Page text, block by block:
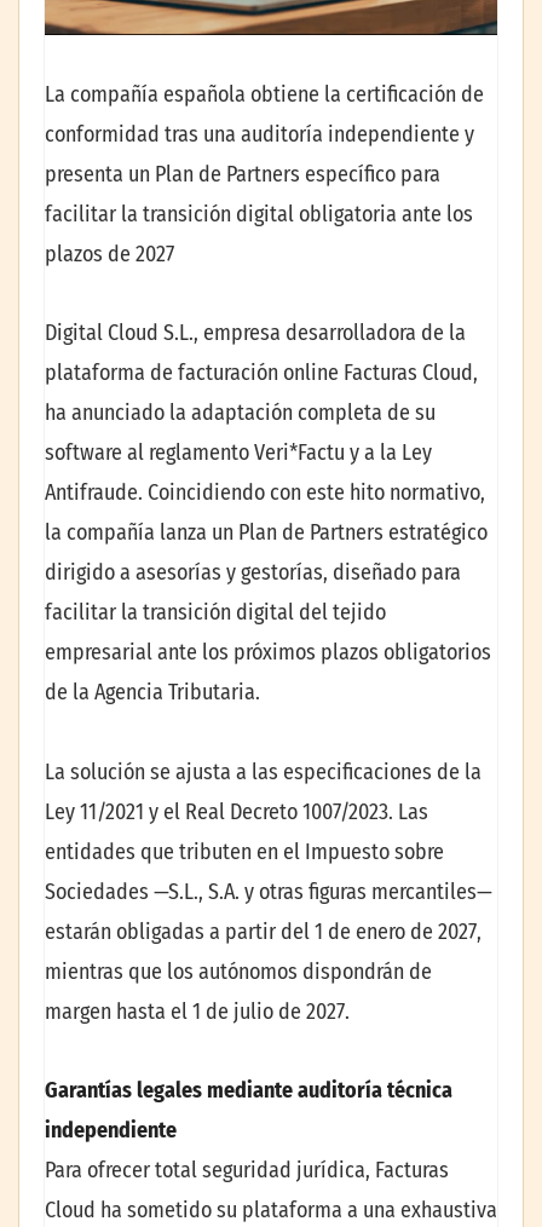
La compañía española obtiene la certificación de
conformidad tras una auditoría independiente y
presenta un Plan de Partners específico para
facilitar la transición digital obligatoria ante los
plazos de 2027
Digital Cloud S.L., empresa desarrolladora de la
plataforma de facturación online Facturas Cloud,
ha anunciado la adaptación completa de su
software al reglamento Veri*Factu y a la Ley
Antifraude. Coincidiendo con este hito normativo,
la compañía lanza un Plan de Partners estratégico
dirigido a asesorías y gestorías, diseñado para
facilitar la transición digital del tejido
empresarial ante los próximos plazos obligatorios
de la Agencia Tributaria.
La solución se ajusta a las especificaciones de la
Ley 11/2021 y el Real Decreto 1007/2023. Las
entidades que tributen en el Impuesto sobre
Sociedades —S.L., S.A. y otras figuras mercantiles—
estarán obligadas a partir del 1 de enero de 2027,
mientras que los autónomos dispondrán de
margen hasta el 1 de julio de 2027.
Garantías legales mediante auditoría técnica
independiente
Para ofrecer total seguridad jurídica, Facturas
Cloud ha sometido su plataforma a una exhaustiva